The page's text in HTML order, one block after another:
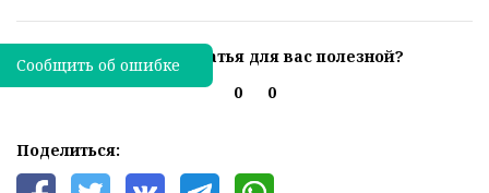
Была ли эта статья для вас полезной?
0
0
Поделиться:
Сообщить об ошибке